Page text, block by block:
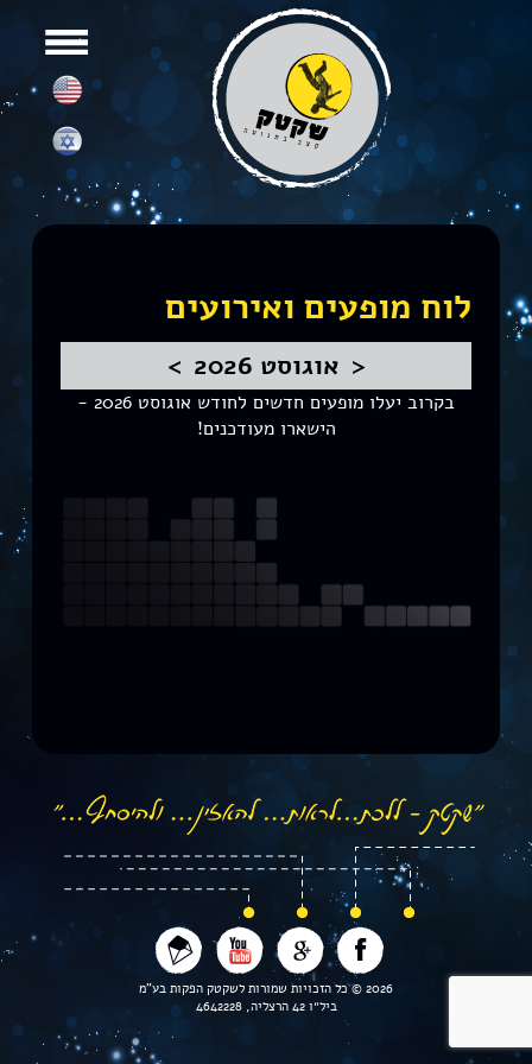
לוח מופעים ואירועים
< אוגוסט 2026 >
בקרוב יעלו מופעים חדשים לחודש אוגוסט 2026 -
הישארו מעודכנים!
2026 © כל הזכויות שמורות לשקטק הפקות בע"מ
ביל״ו 42 הרצליה, 4642228